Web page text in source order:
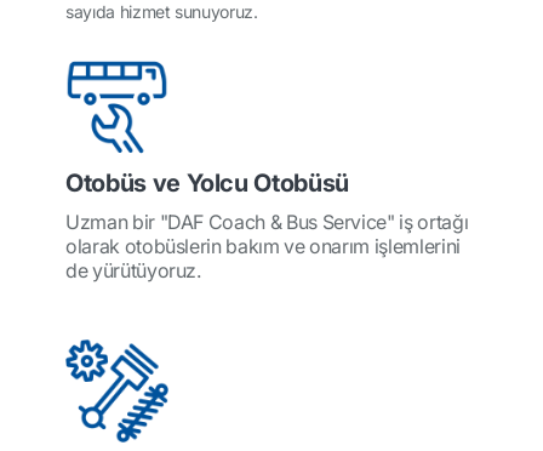
sayıda hizmet sunuyoruz.
Otobüs ve Yolcu Otobüsü
Uzman bir "DAF Coach & Bus Service" iş ortağı
olarak otobüslerin bakım ve onarım işlemlerini
de yürütüyoruz.